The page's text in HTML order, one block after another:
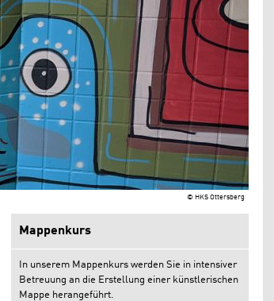
© HKS Ottersberg
Mappenkurs
In unserem Mappenkurs werden Sie in intensiver
Betreuung an die Erstellung einer künstlerischen
Mappe herangeführt.